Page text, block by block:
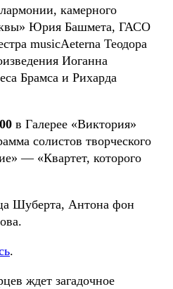
камерного
Юрия Башмета, ГАСО
musicAeterna Теодора
Иоганна
Брамса и Рихарда
в Галерее «Виктория»
солистов творческого
— «Квартет, которого
Шуберта, Антона фон
.
ждет загадочное